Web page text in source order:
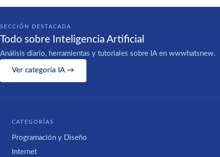
SECCIÓN DESTACADA
Todo sobre Inteligencia Artificial
Análisis diario, herramientas y tutoriales sobre IA en wwwhatsnew.
Ver categoría IA →
CATEGORÍAS
Programación y Diseño
Internet